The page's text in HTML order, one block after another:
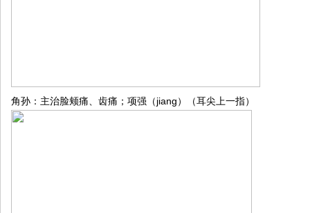
角孙：主治脸颊痛、齿痛；项强（ jiang ）（耳尖上一指）